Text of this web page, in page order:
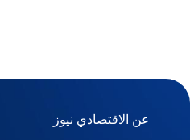
عن الاقتصادي نيوز